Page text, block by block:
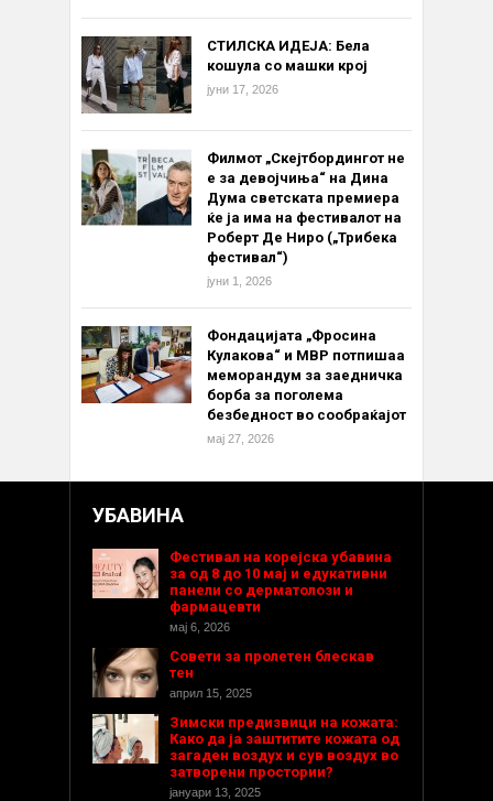
СТИЛСКА ИДЕЈА: Бела
кошула со машки крој
јуни 17, 2026
Филмот „Скејтбордингот не
е за девојчиња“ на Дина
Дума светската премиера
ќе ја има на фестивалот на
Роберт Де Ниро („Трибека
фестивал“)
јуни 1, 2026
Фондацијата „Фросина
Кулакова“ и МВР потпишаа
меморандум за заедничка
борба за поголема
безбедност во сообраќајот
мај 27, 2026
УБАВИНА
Фестивал на корејска убавина
за од 8 до 10 мај и едукативни
панели со дерматолози и
фармацевти
мај 6, 2026
Совети за пролетен блескав
тен
април 15, 2025
Зимски предизвици на кожата:
Како да ја заштитите кожата од
загаден воздух и сув воздух во
затворени простории?
јануари 13, 2025